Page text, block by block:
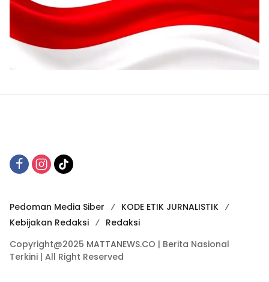
Pedoman Media Siber
KODE ETIK JURNALISTIK
Kebijakan Redaksi
Redaksi
Copyright@2025 MATTANEWS.CO | Berita Nasional
Terkini | All Right Reserved